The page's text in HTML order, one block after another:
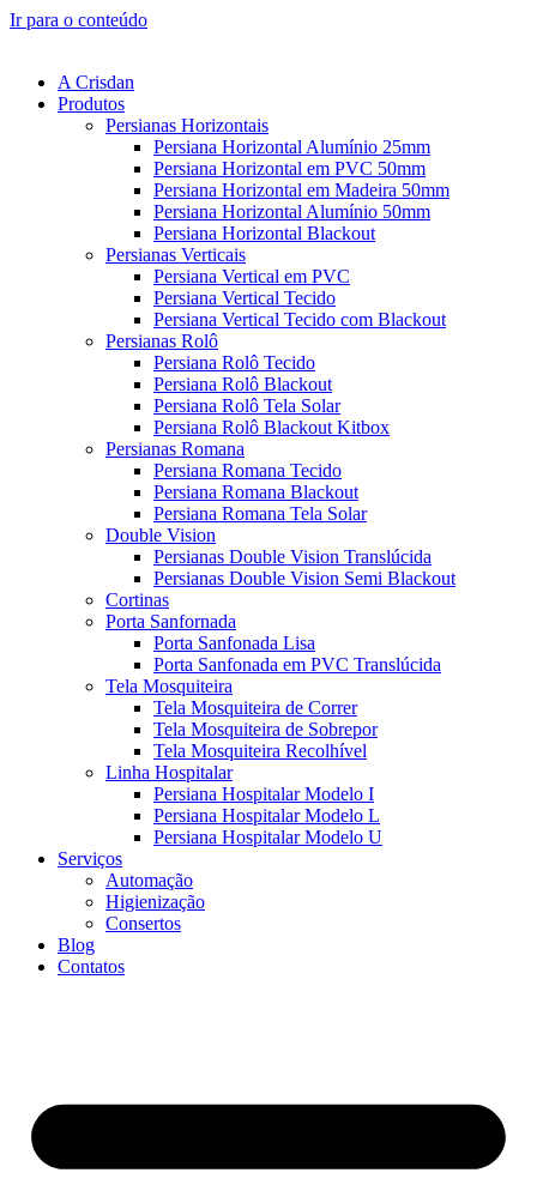
Ir para o conteúdo
A Crisdan
Produtos
Persianas Horizontais
Persiana Horizontal Alumínio 25mm
Persiana Horizontal em PVC 50mm
Persiana Horizontal em Madeira 50mm
Persiana Horizontal Alumínio 50mm
Persiana Horizontal Blackout
Persianas Verticais
Persiana Vertical em PVC
Persiana Vertical Tecido
Persiana Vertical Tecido com Blackout
Persianas Rolô
Persiana Rolô Tecido
Persiana Rolô Blackout
Persiana Rolô Tela Solar
Persiana Rolô Blackout Kitbox
Persianas Romana
Persiana Romana Tecido
Persiana Romana Blackout
Persiana Romana Tela Solar
Double Vision
Persianas Double Vision Translúcida
Persianas Double Vision Semi Blackout
Cortinas
Porta Sanfornada
Porta Sanfonada Lisa
Porta Sanfonada em PVC Translúcida
Tela Mosquiteira
Tela Mosquiteira de Correr
Tela Mosquiteira de Sobrepor
Tela Mosquiteira Recolhível
Linha Hospitalar
Persiana Hospitalar Modelo I
Persiana Hospitalar Modelo L
Persiana Hospitalar Modelo U
Serviços
Automação
Higienização
Consertos
Blog
Contatos